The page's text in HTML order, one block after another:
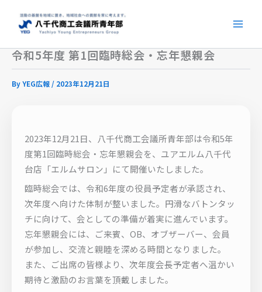
ス 令和5年度 第1回臨時総会・忘年懇親会
ByYEG広報 / 2023年12月21日
2023年12月21日、八千代商工会議所青年部は令和5年
度第1回臨時総会・忘年懇親会を、ユアエルム八千代
台店「エルムサロン」にて開催いたしました。
臨時総会では、令和6年度の役員予定者が承認され、
次年度へ向けた体制が整いました。円滑なバトンタッ
チに向けて、会としての準備が着実に進んでいます。
忘年懇親会には、ご来賓、OB、オブザーバー、会員
が参加し、交流と親睦を深める時間となりました。
また、ご出席の皆様より、次年度会長予定者へ温かい
期待と激励のお言葉を頂戴しました。